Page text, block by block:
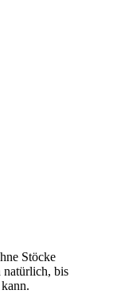
Stöcke
natürlich, bis